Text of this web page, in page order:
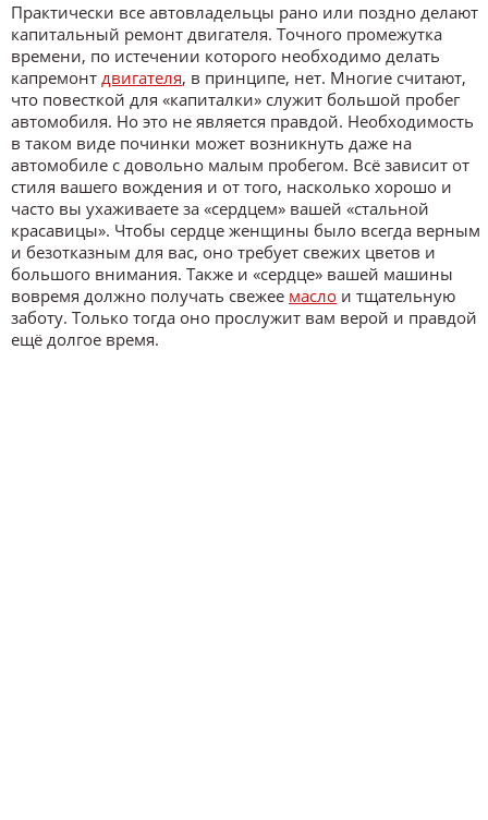
Практически все автовладельцы рано или поздно делают
капитальный ремонт двигателя. Точного промежутка
времени, по истечении которого необходимо делать
капремонт двигателя, в принципе, нет. Многие считают,
что повесткой для «капиталки» служит большой пробег
автомобиля. Но это не является правдой. Необходимость
в таком виде починки может возникнуть даже на
автомобиле с довольно малым пробегом. Всё зависит от
стиля вашего вождения и от того, насколько хорошо и
часто вы ухаживаете за «сердцем» вашей «стальной
красавицы». Чтобы сердце женщины было всегда верным
и безотказным для вас, оно требует свежих цветов и
большого внимания. Также и «сердце» вашей машины
вовремя должно получать свежее масло и тщательную
заботу. Только тогда оно прослужит вам верой и правдой
ещё долгое время.